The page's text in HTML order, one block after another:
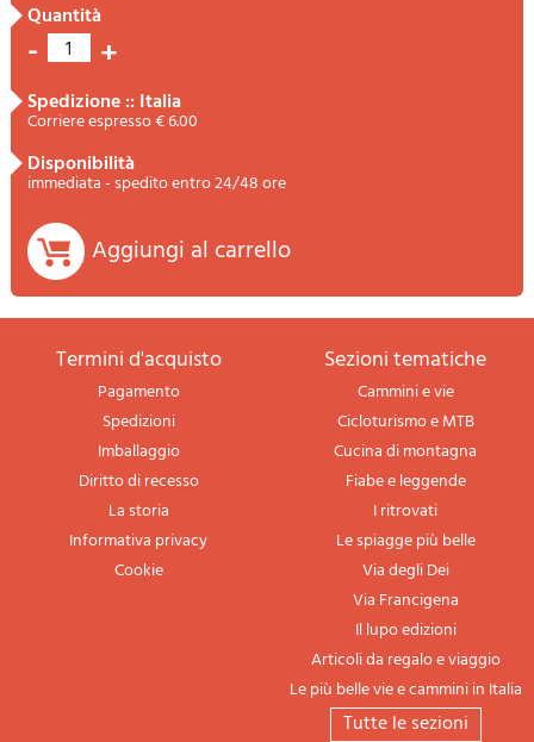
quantità
- 1 +
spedizione :: Italia
Corriere espresso € 6.00
disponibilità
immediata - spedito entro 24/48 ore
Aggiungi al carrello
termini d'acquisto
Pagamento
Spedizioni
Imballaggio
Diritto di recesso
La storia
Informativa privacy
Cookie
sezioni tematiche
Cammini e vie
Cicloturismo e MTB
Cucina di montagna
Fiabe e leggende
I ritrovati
Le spiagge più belle
Via degli Dei
Via Francigena
Il lupo edizioni
Articoli da regalo e viaggio
Le più belle vie e cammini in Italia
tutte le sezioni